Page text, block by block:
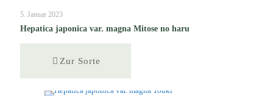
5. Januar 2023
Hepatica japonica var. magna Mitose no haru
Zur Sorte